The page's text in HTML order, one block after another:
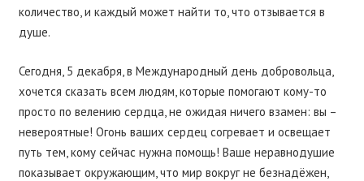
количество, и каждый может найти то, что отзывается в
душе.
Сегодня, 5 декабря, в Международный день добровольца,
хочется сказать всем людям, которые помогают кому-то
просто по велению сердца, не ожидая ничего взамен: вы –
невероятные! Огонь ваших сердец согревает и освещает
путь тем, кому сейчас нужна помощь! Ваше неравнодушие
показывает окружающим, что мир вокруг не безнадёжен,